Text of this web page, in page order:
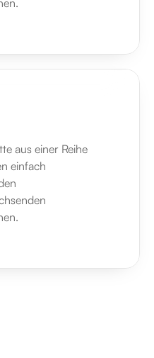
aus einer Reihe
einfach